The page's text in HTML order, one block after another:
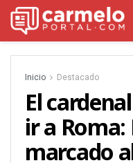
Inicio Destacado
El
ir a Roma:
marcado